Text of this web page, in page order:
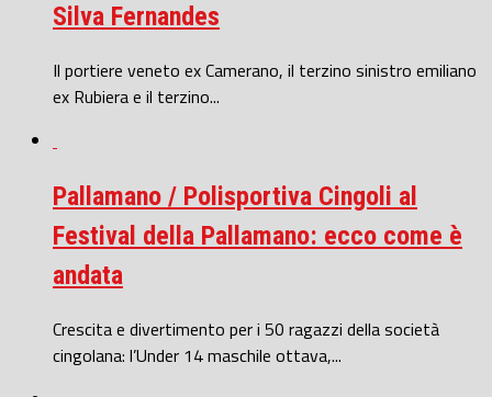
Silva Fernandes
Il portiere veneto ex Camerano, il terzino sinistro emiliano
ex Rubiera e il terzino...
Pallamano / Polisportiva Cingoli al
Festival della Pallamano: ecco come è
andata
Crescita e divertimento per i 50 ragazzi della società
cingolana: l’Under 14 maschile ottava,...